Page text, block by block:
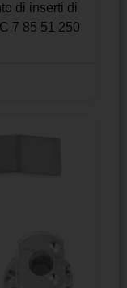
di inserti di
7 85 51 250